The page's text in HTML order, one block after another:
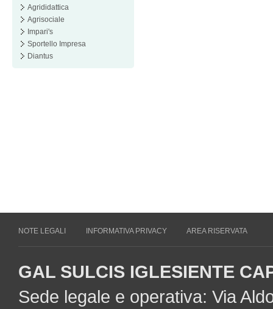
Agrididattica
Agrisociale
Impari's
Sportello Impresa
Diantus
NOTE LEGALI INFORMATIVA PRIVACY AREA RISERVATA
GAL SULCIS IGLESIENTE
Sede legale e operativa: Via